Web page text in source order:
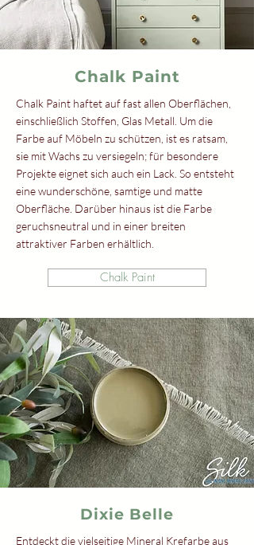
Chalk Paint
Chalk Paint haftet auf fast allen Oberflächen,
einschließlich Stoffen, Glas Metall. Um die
Farbe auf Möbeln zu schützen, ist es ratsam,
sie mit Wachs zu versiegeln; für besondere
Projekte eignet sich auch ein Lack. So entsteht
eine wunderschöne, samtige und matte
Oberfläche. Darüber hinaus ist die Farbe
geruchsneutral und in einer breiten
attraktiver Farben erhältlich.
Chalk Paint
Dixie Belle
Entdeckt die vielseitige Mineral Krefarbe aus